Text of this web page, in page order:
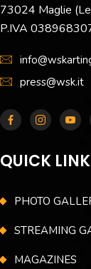
73024 Maglie
P.IVA
press@wsk.it
QUICK
PHOTO
STREAMING
MAGAZINES